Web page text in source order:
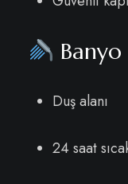
Banyo
Duş alanı
24 saat